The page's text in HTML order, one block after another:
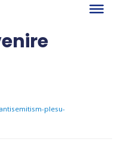
plesu-